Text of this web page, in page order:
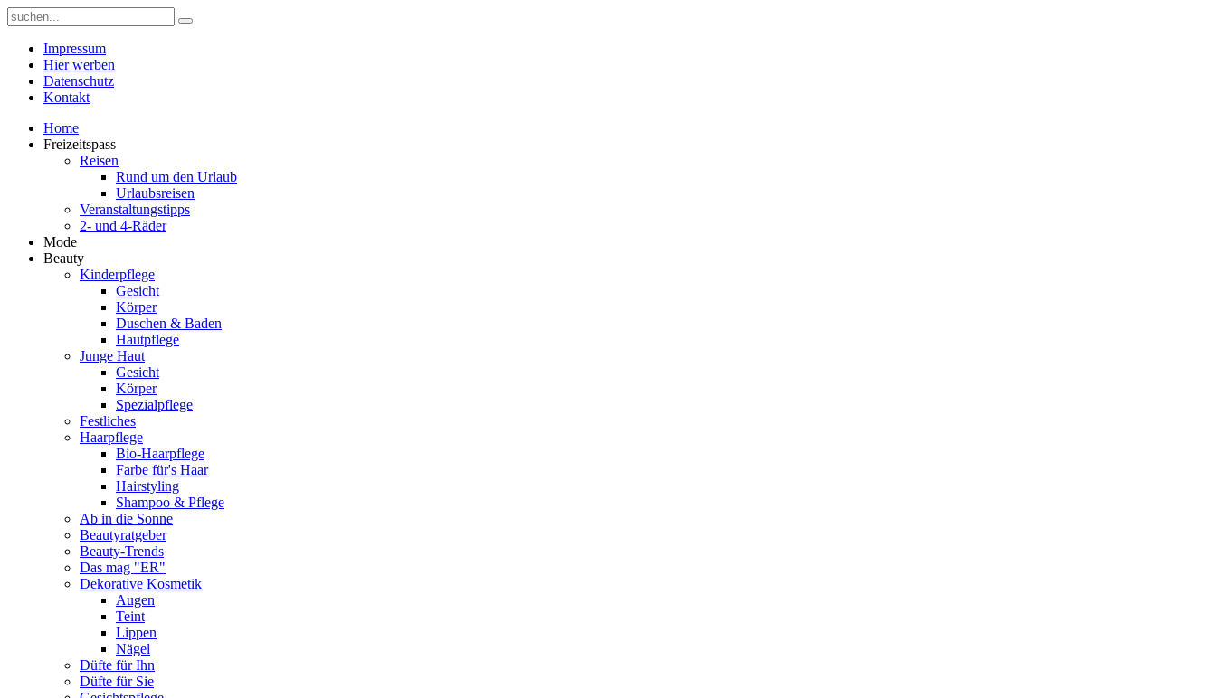
Impressum
Hier werben
Datenschutz
Kontakt
Home
Freizeitspass
Reisen
Rund um den Urlaub
Urlaubsreisen
Veranstaltungstipps
2- und 4-Räder
Mode
Beauty
Kinderpflege
Gesicht
Körper
Duschen & Baden
Hautpflege
Junge Haut
Gesicht
Körper
Spezialpflege
Festliches
Haarpflege
Bio-Haarpflege
Farbe für's Haar
Hairstyling
Shampoo & Pflege
Ab in die Sonne
Beautyratgeber
Beauty-Trends
Das mag "ER"
Dekorative Kosmetik
Augen
Teint
Lippen
Nägel
Düfte für Ihn
Düfte für Sie